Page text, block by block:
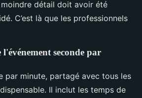
moindre détail doit avoir été
C’est là que les professionnels
seconde par
par minute, partagé avec tous les
Il inclut les temps de